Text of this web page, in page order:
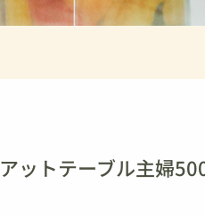
アットテーブル主婦